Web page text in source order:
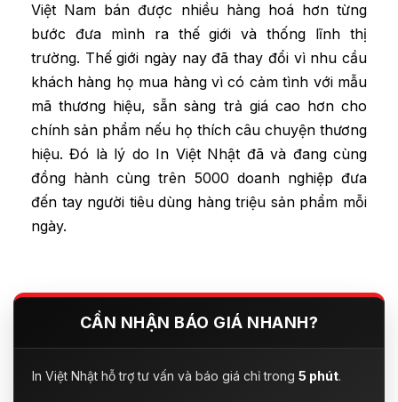
Việt Nam bán được nhiều hàng hoá hơn từng
bước đưa mình ra thế giới và thống lĩnh thị
trường. Thế giới ngày nay đã thay đổi vì nhu cầu
khách hàng họ mua hàng vì có cảm tình với mẫu
mã thương hiệu, sẵn sàng trả giá cao hơn cho
chính sản phẩm nếu họ thích câu chuyện thương
hiệu. Đó là lý do In Việt Nhật đã và đang cùng
đồng hành cùng trên 5000 doanh nghiệp đưa
đến tay người tiêu dùng hàng triệu sản phẩm mỗi
ngày.
CẦN NHẬN BÁO GIÁ NHANH?
In Việt Nhật hỗ trợ tư vấn và báo giá chỉ trong 5 phút.